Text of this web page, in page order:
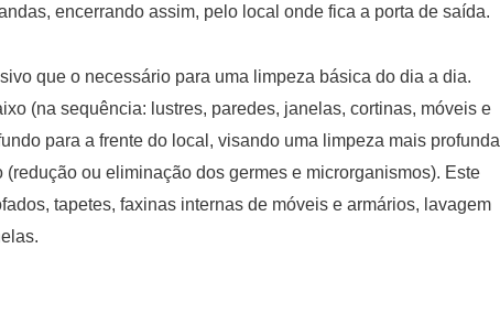
encerrando assim, pelo local onde fica a porta de saída.
que o necessário para uma limpeza básica do dia a dia.
(na sequência: lustres, paredes, janelas, cortinas, móveis e
para a frente do local, visando uma limpeza mais profunda
ou eliminação dos germes e microrganismos). Este
tapetes, faxinas internas de móveis e armários, lavagem